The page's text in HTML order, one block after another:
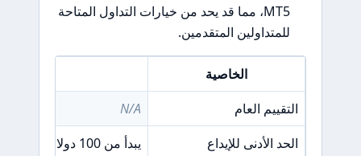
MT5، مما قد يحد من خيارات التداول المتاحة
للمتداولين المتقدمين.
الخاصية
التقييم العام
N/A
الحد الأدنى للإيداع
يبدأ من 100 دولار